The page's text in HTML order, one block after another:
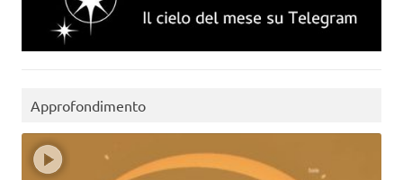
Approfondimento